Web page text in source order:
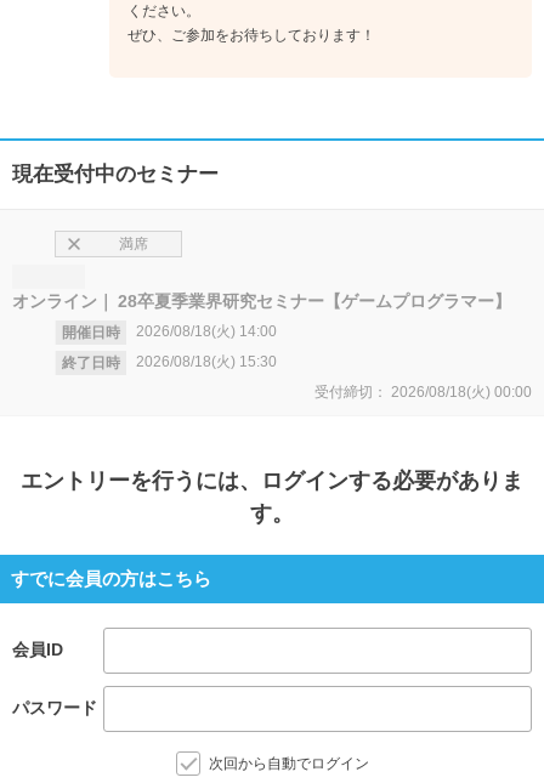
ください。
ぜひ、ご参加をお待ちしております！
現在受付中のセミナー
オンライン 28卒夏季業界研究セミナー【ゲームプログラマー】
開催日時 2026/08/18(火) 14:00
終了日時
2026/08/18(火) 15:30
満席
受付締切： 2026/08/18(火) 00:00
エントリーを行うには、ログインする必要がありま
す。
すでに会員の方はこちら
会員ID
パスワード
次回から自動でログイン